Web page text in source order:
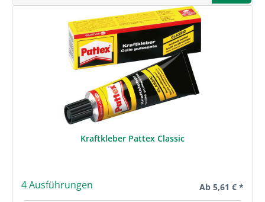
Kraftkleber Pattex Classic
4 Ausführungen Regulärer Preis:
Ab 5,61 € *